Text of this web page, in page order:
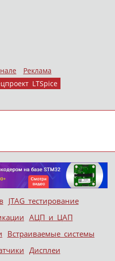
Реклама
LTSpice
JTAG тестирование
АЦП и ЦАП
Встраиваемые системы
Дисплеи